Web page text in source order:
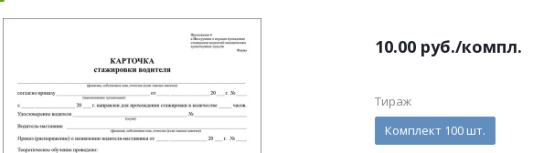
10.00 руб./компл.
Тираж
Комплект 100 шт.